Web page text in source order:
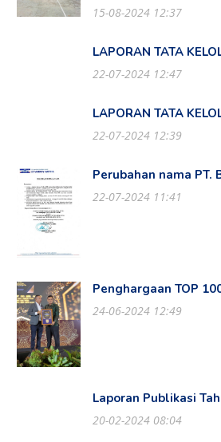
15-08-2024 12:37
LAPORAN TATA
22-07-2024 12:47
LAPORAN TATA
22-07-2024 12:39
Perubahan nama PT.
22-07-2024 11:41
Penghargaan TOP
24-06-2024 12:49
Laporan Publikasi
20-02-2024 08:04